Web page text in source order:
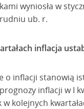
wyniosła w
ub. r.
inflacja
o inflacji stanowią
inflacji w I
kolejnych